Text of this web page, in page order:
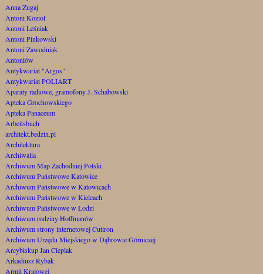
Anna Zugaj
Antoni Kozioł
Antoni Leśniak
Antoni Pinkowski
Antoni Zawodniak
Antoniów
Antykwariat "Argos"
Antykwariat POLIART
Aparaty radiowe, gramofony J. Schabowski
Apteka Grochowskiego
Apteka Panaceum
Arbeitsbuch
architekt.bedzin.pl
Architektura
Archiwalia
Archiwum Map Zachodniej Polski
Archiwum Państwowe Katowice
Archiwum Państwowe w Katowicach
Archiwum Państwowe w Kielcach
Archiwum Państwowe w Łodzi
Archiwum rodziny Hoffmanów
Archiwum strony internetowej Cutiron
Archiwum Urzędu Miejskiego w Dąbrowie Górniczej
Arcybiskup Jan Cieplak
Arkadiusz Rybak
Armii Krajowej